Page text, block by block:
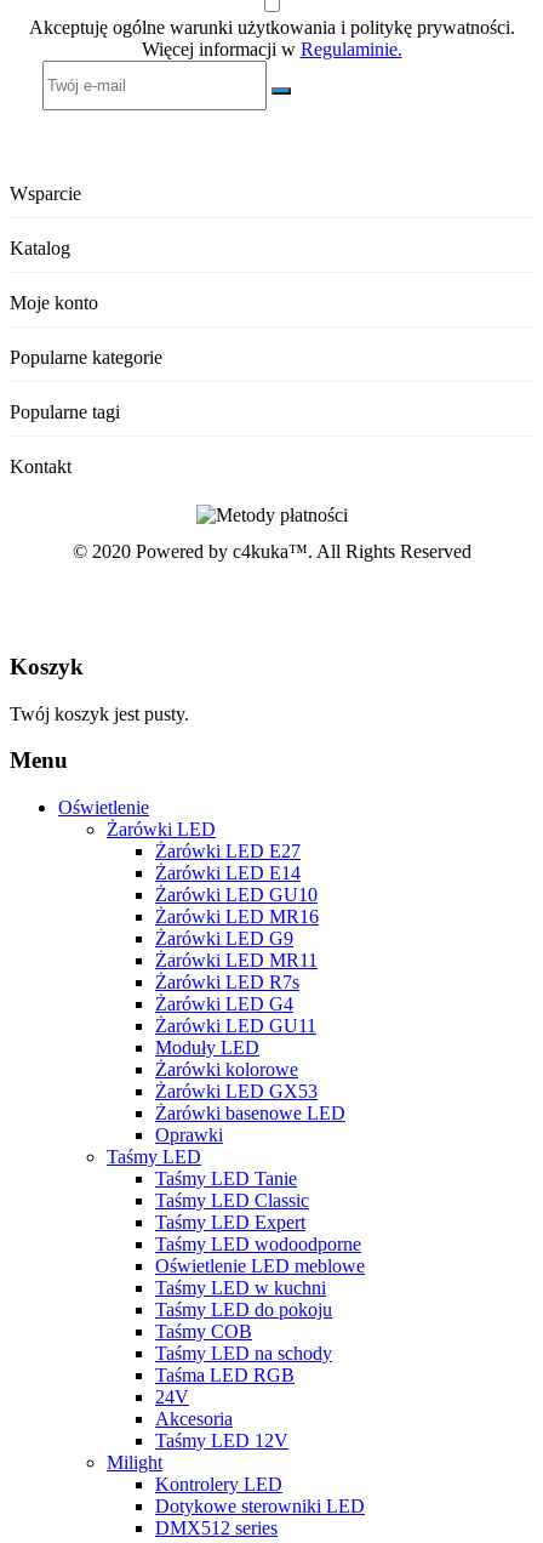
Akceptuję ogólne warunki użytkowania i politykę prywatności.
Więcej informacji w Regulaminie.
Wsparcie
Katalog
Moje konto
Popularne kategorie
Popularne tagi
Kontakt
© 2020 Powered by c4kuka™. All Rights Reserved
Koszyk
Twój koszyk jest pusty.
Menu
Oświetlenie
Żarówki LED
Żarówki LED E27
Żarówki LED E14
Żarówki LED GU10
Żarówki LED MR16
Żarówki LED G9
Żarówki LED MR11
Żarówki LED R7s
Żarówki LED G4
Żarówki LED GU11
Moduły LED
Żarówki kolorowe
Żarówki LED GX53
Żarówki basenowe LED
Oprawki
Taśmy LED
Taśmy LED Tanie
Taśmy LED Classic
Taśmy LED Expert
Taśmy LED wodoodporne
Oświetlenie LED meblowe
Taśmy LED w kuchni
Taśmy LED do pokoju
Taśmy COB
Taśmy LED na schody
Taśma LED RGB
24V
Akcesoria
Taśmy LED 12V
Milight
Kontrolery LED
Dotykowe sterowniki LED
DMX512 series